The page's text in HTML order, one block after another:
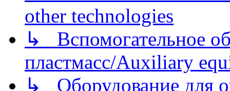
other technologies
↳ Вспомогательное
пластмасс/Auxiliary
↳ Оборудование для